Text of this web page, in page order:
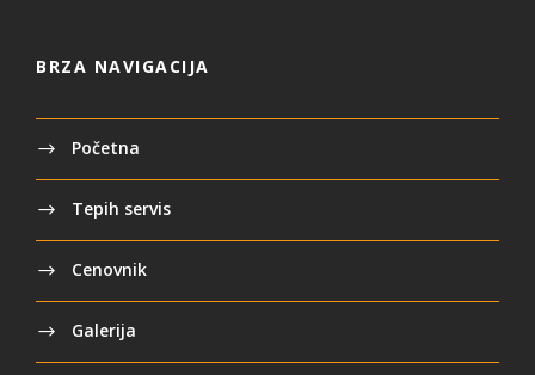
BRZA NAVIGACIJA
Početna
Tepih servis
Cenovnik
Galerija